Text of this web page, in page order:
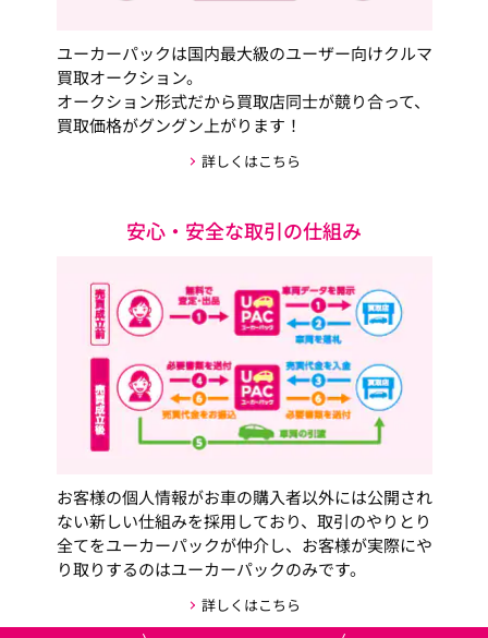
ユーカーパックは国内最大級のユーザー向けクルマ
買取オークション。
オークション形式だから買取店同士が競り合って、
買取価格がグングン上がります！
詳しくはこちら
安心・安全な取引の仕組み
お客様の個人情報がお車の購入者以外には公開され
ない新しい仕組みを採用しており、取引のやりとり
全てをユーカーパックが仲介し、お客様が実際にや
り取りするのはユーカーパックのみです。
詳しくはこちら